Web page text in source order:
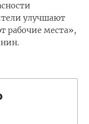
улучшают
рабочие места»,